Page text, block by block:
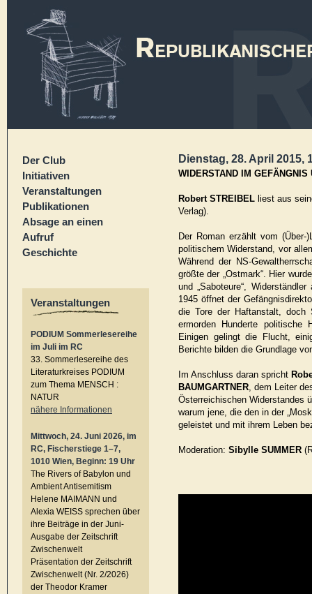
Der Club
Initiativen
Veranstaltungen
Publikationen
Absage an einen
Aufruf
Geschichte
Veranstaltungen
PODIUM Sommerlesereihe
im Juli im RC
33. Sommerlesereihe des
Literaturkreises PODIUM
zum Thema MENSCH :
NATUR
nähere Informationen
Mittwoch, 24. Juni 2026, im
RC, Fischerstiege 1–7,
1010 Wien, Beginn: 19 Uhr
The Rivers of Babylon und
Ambient Antisemitism
Helene MAIMANN und
Alexia WEISS sprechen über
ihre Beiträge in der Juni-
Ausgabe der Zeitschrift
Zwischenwelt
Präsentation der Zeitschrift
Zwischenwelt (Nr. 2/2026)
der Theodor Kramer
Dienstag, 28. April 2015,
WIDERSTAND IM
Robert STREIBEL liest aus
Verlag).
Der Roman erzählt vom (Über-
politischem Widerstand, vor
Während der NS-
größte der „Ostmark“. Hier
und „Saboteure“,
1945 öffnet der
die Tore der Haftanstalt, doch
ermorden Hunderte politische
Einigen gelingt die Flucht,
Berichte bilden die Grundlage
Im Anschluss daran spricht
BAUMGARTNER, dem Leiter
Österreichischen Widerstandes
warum jene, die den in der
geleistet und mit ihrem Leben
Moderation: Sibylle SUMMER